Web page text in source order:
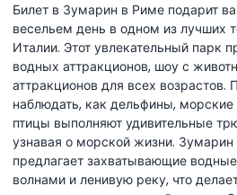
Билет в Зумарин в Риме подарит
весельем день в одном из лучших
Италии. Этот увлекательный парк
водных аттракционов, шоу с
аттракционов для всех возрастов.
наблюдать, как дельфины, морские
птицы выполняют удивительные
узнавая о морской жизни.
предлагает захватывающие
волнами и ленивую реку, что